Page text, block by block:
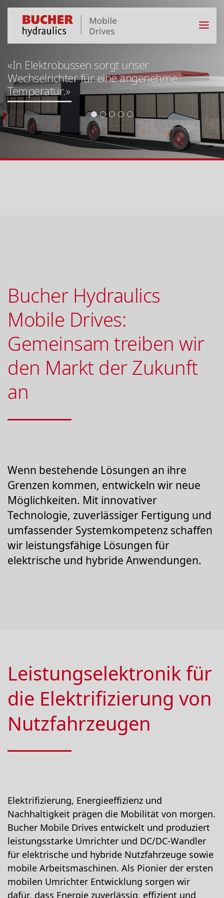
«In E-LKWs sorgen unsere DC/DC-Wandler
für sicheres und zuverlässiges Bordnetz.»
Bucher Hydraulics
Mobile Drives:
Gemeinsam treiben wir
den Markt der Zukunft
an
Wenn bestehende Lösungen an ihre
Grenzen kommen, entwickeln wir neue
Möglichkeiten. Mit innovativer
Technologie, zuverlässiger Fertigung und
umfassender Systemkompetenz schaffen
wir leistungsfähige Lösungen für
elektrische und hybride Anwendungen.
Leistungselektronik für
die Elektrifizierung von
Nutzfahrzeugen
Elektrifizierung, Energieeffizienz und
Nachhaltigkeit prägen die Mobilität von morgen.
Bucher Mobile Drives entwickelt und produziert
leistungsstarke Umrichter und DC/DC-Wandler
für elektrische und hybride Nutzfahrzeuge sowie
mobile Arbeitsmaschinen. Als Pionier der ersten
mobilen Umrichter Entwicklung sorgen wir
dafür, dass Energie zuverlässig, effizient und